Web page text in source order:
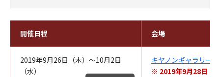
開催日程 会場
2019年9月26日（木）～10月2日
（水）
キヤノンギャラリー
※ 2019年9月28日（